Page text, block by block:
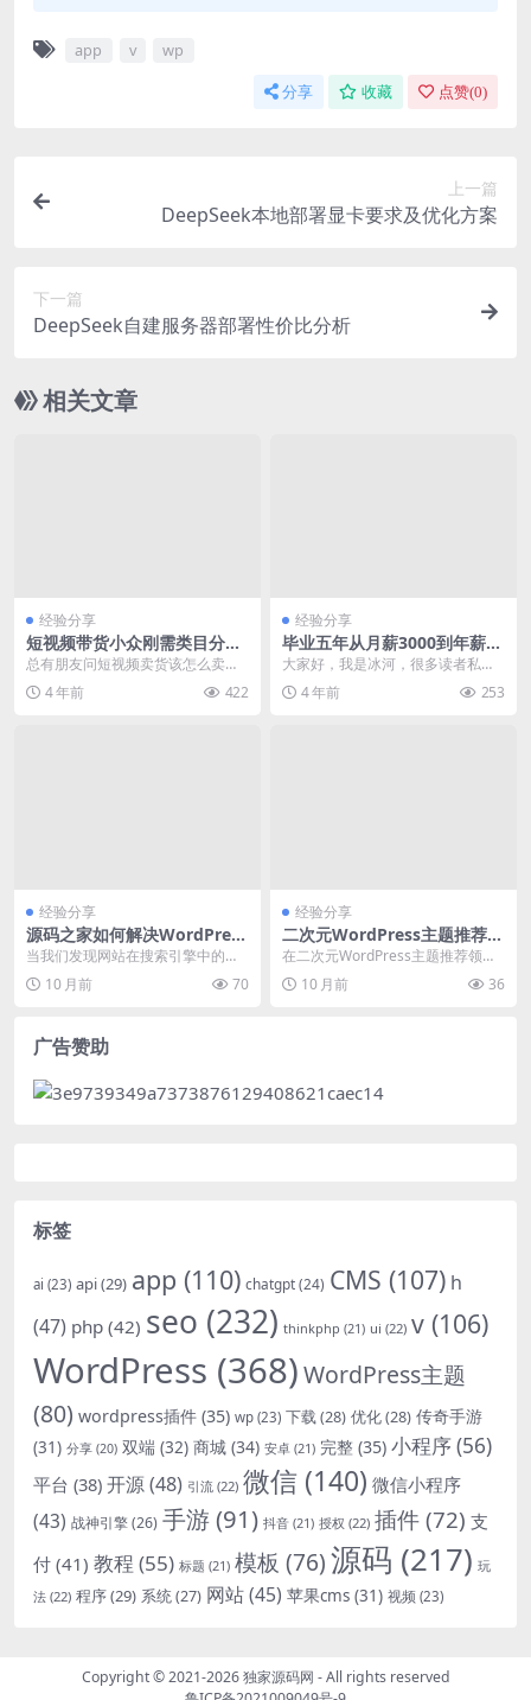
app v wp
分享 收藏 点赞(0)
上一篇
DeepSeek本地部署显卡要求及优化方案
下一篇
DeepSeek自建服务器部署性价比分析
相关文章
经验分享
短视频带货小众刚需类目分
享：五金工具类
总有朋友问短视频卖货该怎么卖，
其实这个说了好多遍了，目前最常
见的还是卖淘客商品，...
4 年前 422
经验分享
毕业五年从月薪3000到年薪百
万我掌握了哪些核心技能
大家好，我是冰河，很多读者私信
问我，自己时间不短了，随着工作
年限的不断增长，感觉...
4 年前 253
经验分享
源码之家如何解决WordPress
网站SEO优化排名下降问题
当我们发现网站在搜索引擎中的排
名出现明显下降时，首先需要从seo
优化的角度进行排...
10 月前 70
经验分享
二次元WordPress主题推荐及
二次元WordPress主题推荐二
次元配置方法
在二次元WordPress主题推荐领
域，选择合适的主题对于打造独特
的网站至关重要...
10 月前 36
广告赞助
标签
ai (23) api(29) app (110) chatgpt(24) CMS (107) h
(47) php (42) seo (232) thinkphp (21) ui (22) v (106)
WordPress (368)WordPress主题
(80) wordpress插件 (35) wp (23) 下载(28) 优化(28) 传奇手游
(31) 分享 (20) 双端 (32) 商城 (34) 安卓 (21) 完整 (35) 小程序(56)
平台 (38) 开源(48) 引流 (22) 微信 (140) 微信小程序
(43) 战神引擎(26) 手游(91) 抖音 (21) 授权 (22) 插件 (72) 支
付 (41) 教程 (55) 标题 (21) 模板 (76)源码 (217) 玩
法 (22) 程序(29) 系统(27) 网站(45) 苹果cms (31) 视频 (23)
Copyright © 2021-2026独家源码网 - All rights reserved